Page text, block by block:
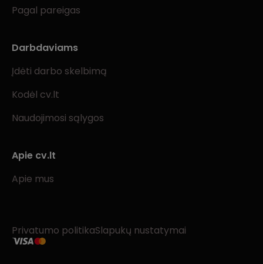
Pagal pareigas
Darbdaviams
Įdėti darbo skelbimą
Kodėl cv.lt
Naudojimosi sąlygos
Apie cv.lt
Apie mus
Privatumo politikaSlapukų nustatymai